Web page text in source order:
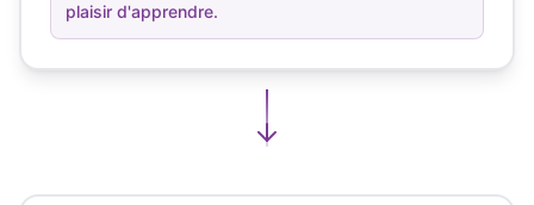
plaisir d'apprendre.